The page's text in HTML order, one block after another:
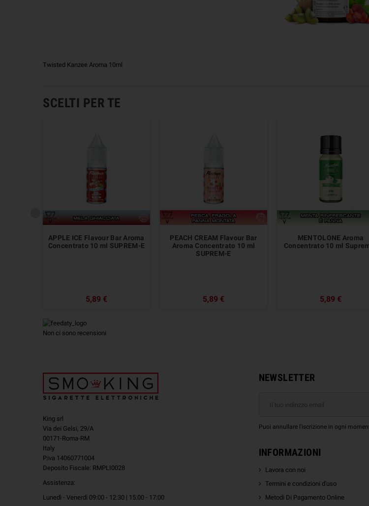
Twisted Kanzee Aroma 10ml
SCELTI PER TE
APPLE ICE Flavour Bar Aroma
Concentrato 10 ml SUPREM-E
5,89 €
PEACH CREAM Flavour Bar
Aroma Concentrato 10 ml
SUPREM-E
5,89 €
MENTOLONE Aroma
Concentrato 10 ml
5,89 €
Non ci sono recensioni
King srl
Via dei Gelsi, 29/A
00171-Roma-RM
Italy
P.iva 14060771004
Deposito Fiscale: RMPLI0028
Assistenza:
Lunedì - Venerdì 09:00 - 12:30 | 15:00 - 17:00
NEWSLETTER
Puoi annullare l'iscrizione in ogni
INFORMAZIONI
Lavora con noi
Termini e condizioni d'uso
Metodi Di Pagamento Online